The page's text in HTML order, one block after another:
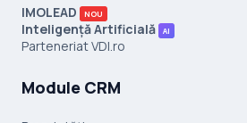
IMOLEAD
NOU
Inteligență Artificială AI
Parteneriat VDI.ro
Module CRM